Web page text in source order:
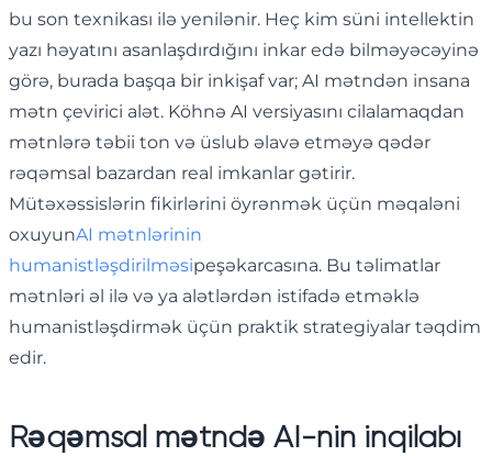
bu son texnikası ilə yenilənir. Heç kim süni intellektin
yazı həyatını asanlaşdırdığını inkar edə bilməyəcəyinə
görə, burada başqa bir inkişaf var; AI mətndən insana
mətn çevirici alət. Köhnə AI versiyasını cilalamaqdan
mətnlərə təbii ton və üslub əlavə etməyə qədər
rəqəmsal bazardan real imkanlar gətirir.
Mütəxəssislərin fikirlərini öyrənmək üçün məqaləni
oxuyunAI mətnlərinin
humanistləşdirilməsipeşəkarcasına. Bu təlimatlar
mətnləri əl ilə və ya alətlərdən istifadə etməklə
humanistləşdirmək üçün praktik strategiyalar təqdim
edir.
Rəqəmsal mətndə AI-nin inqilabı